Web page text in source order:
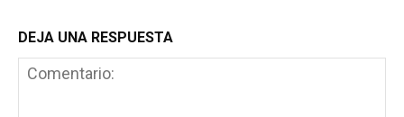
DEJA UNA RESPUESTA